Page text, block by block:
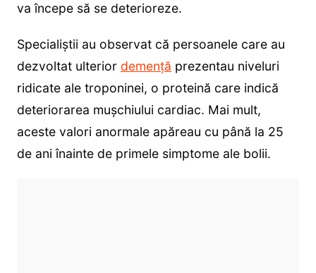
va începe să se deterioreze.
Specialiștii au observat că persoanele care au
dezvoltat ulterior demență prezentau niveluri
ridicate ale troponinei, o proteină care indică
deteriorarea mușchiului cardiac. Mai mult,
aceste valori anormale apăreau cu până la 25
de ani înainte de primele simptome ale bolii.